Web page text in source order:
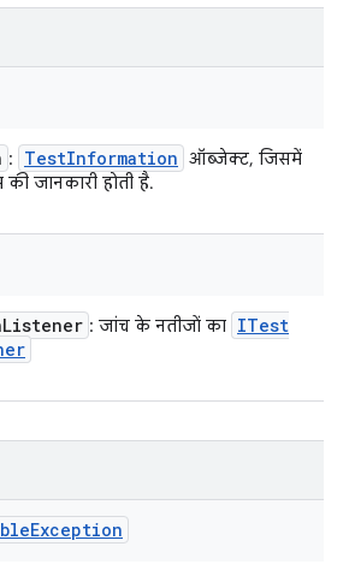
: TestInformation ऑब्जेक्ट, जिसमें
जानकारी होती है.
Listener : जांच के नतीजों का ITest
Exception